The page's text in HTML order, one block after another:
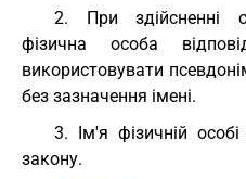
2. При здійсненні
фізична особа
використовувати
без зазначення імені.
3. Ім'я фізичній
закону.